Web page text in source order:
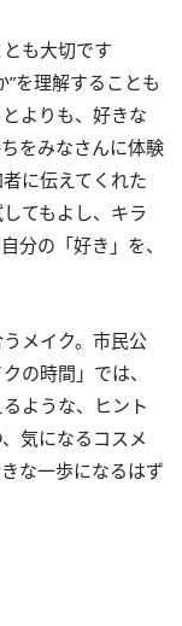
も大切です
を理解することも
よりも、好きな
をみなさんに体験
に伝えてくれた
てもよし、キラ
分の「好き」を、
メイク。市民公
の時間」では、
ような、ヒント
気になるコスメ
な一歩になるはず